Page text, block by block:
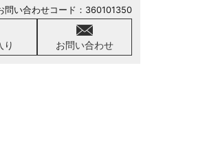
り お問い合わせ
問い合わせコード： 360101350